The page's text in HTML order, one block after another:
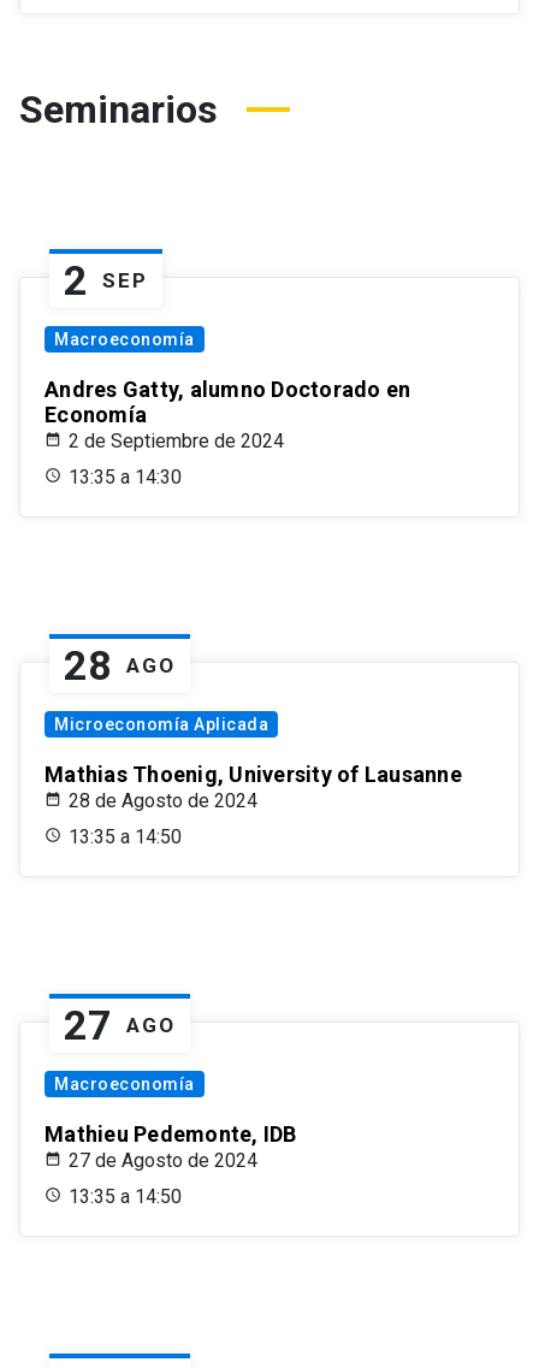
Seminarios
2 SEP
Macroeconomía
Andres Gatty, alumno Doctorado en
Economía
2 de Septiembre de 2024
13:35 a 14:30
28 AGO
Microeconomía Aplicada
Mathias Thoenig, University of Lausanne
28 de Agosto de 2024
13:35 a 14:50
27 AGO
Macroeconomía
Mathieu Pedemonte, IDB
27 de Agosto de 2024
13:35 a 14:50